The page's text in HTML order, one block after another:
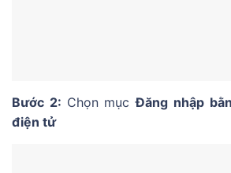
Bước 2: Chọn mụcĐăng nhập
điện tử